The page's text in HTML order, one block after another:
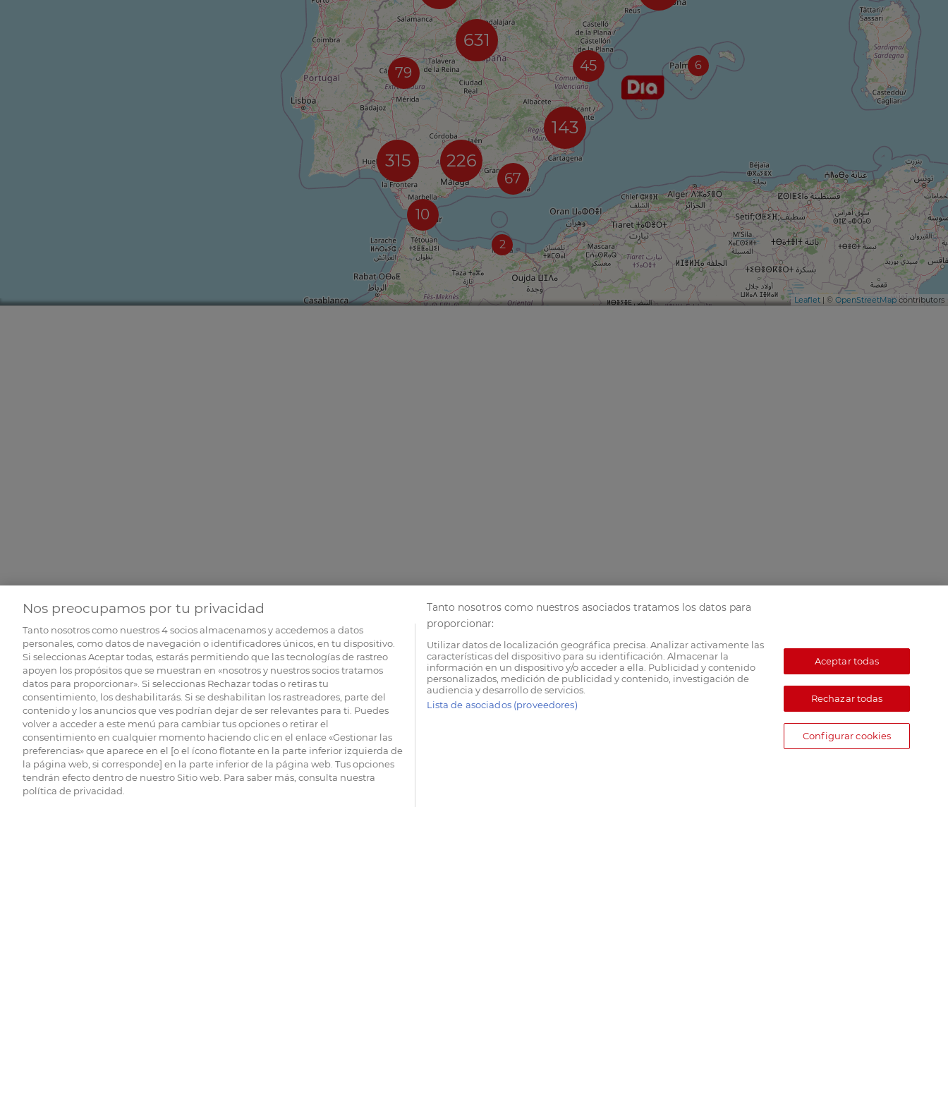
2
6
79
631
10
226
315
67
45
143
Leaflet | © OpenStreetMapcontributors
Nos preocupamos por tu privacidad
Tanto nosotros como nuestros4socios almacenamos y accedemos a datos
personales, como datos de navegación o identificadores únicos, en tu dispositivo.
Si seleccionas Aceptar todas, estarás permitiendo que las tecnologías de rastreo
apoyen los propósitos que se muestran en «nosotros y nuestros socios tratamos
datos para proporcionar». Si seleccionas Rechazar todas o retiras tu
consentimiento, los deshabilitarás. Si se deshabilitan los rastreadores, parte del
contenido y los anuncios que ves podrían dejar de ser relevantes para ti. Puedes
volver a acceder a este menú para cambiar tus opciones o retirar el
consentimiento en cualquier momento haciendo clic en el enlace «Gestionar las
preferencias» que aparece en el [o el ícono flotante en la parte inferior izquierda de
la página web, si corresponde] en la parte inferior de la página web. Tus opciones
tendrán efecto dentro de nuestro Sitio web. Para saber más, consulta nuestra
política de privacidad.
Tanto nosotros como nuestros asociados tratamos los datos para
proporcionar:
Utilizar datos de localización geográfica precisa. Analizar activamente las
características del dispositivo para su identificación. Almacenar la
información en un dispositivo y/o acceder a ella. Publicidad y contenido
personalizados, medición de publicidad y contenido, investigación de
audiencia y desarrollo de servicios.
Lista de asociados (proveedores)
Aceptar todas
Rechazar todas
Configurar cookies